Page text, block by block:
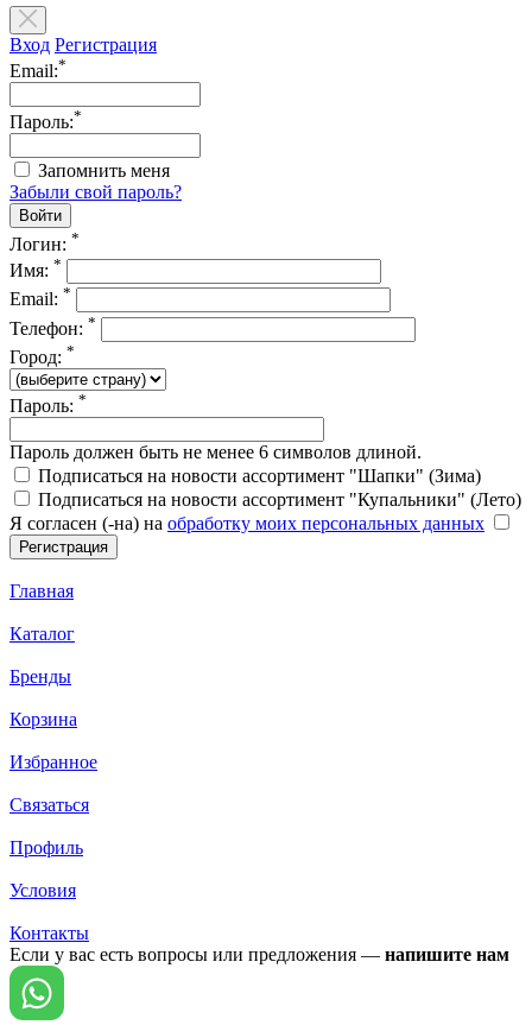
Вход Регистрация
Email:*
Пароль:*
Запомнить меня
Забыли свой пароль?
Логин: *
Имя: *
Email: *
Телефон: *
Город: *
Пароль: *
Пароль должен быть не менее 6 символов длиной.
Подписаться на новости ассортимент "Шапки" (Зима)
Подписаться на новости ассортимент "Купальники" (Лето)
Я согласен (-на) на обработку моих персональных данных
Главная
Каталог
Бренды
Корзина
Избранное
Связаться
Профиль
Условия
Контакты
Если у вас есть вопросы или предложения — напишите нам